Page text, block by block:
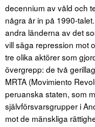
decennium av våld och
några år in på 1990-
andra länderna av det
vill säga repression mot
tre olika aktörer som
övergrepp: de två
MRTA (Movimiento
peruanska staten, som
självförsvarsgrupper i
mot de mänskliga